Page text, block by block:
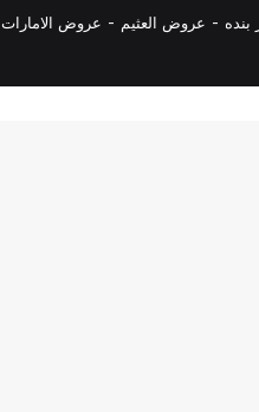
بنده - عروض العثيم - عروض الامارات